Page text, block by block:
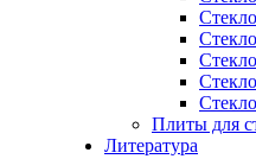
Плиты для
Литература